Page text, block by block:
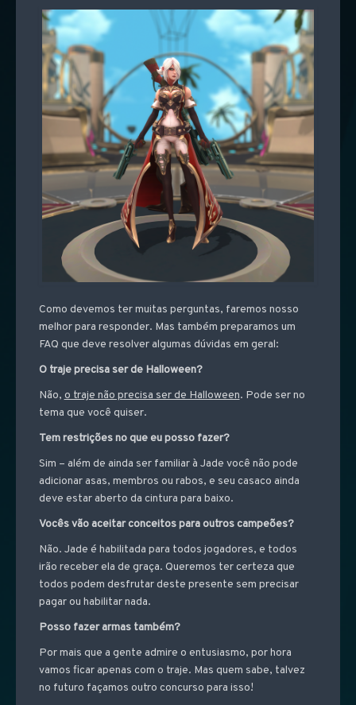
Como devemos ter muitas perguntas, faremos nosso
melhor para responder. Mas também preparamos um
FAQ que deve resolver algumas dúvidas em geral:
O traje precisa ser de Halloween?
Não, o traje não precisa ser de Halloween. Pode ser no
tema que você quiser.
Tem restrições no que eu posso fazer?
Sim – além de ainda ser familiar à Jade você não pode
adicionar asas, membros ou rabos, e seu casaco ainda
deve estar aberto da cintura para baixo.
Vocês vão aceitar conceitos para outros campeões?
Não. Jade é habilitada para todos jogadores, e todos
irão receber ela de graça. Queremos ter certeza que
todos podem desfrutar deste presente sem precisar
pagar ou habilitar nada.
Posso fazer armas também?
Por mais que a gente admire o entusiasmo, por hora
vamos ficar apenas com o traje. Mas quem sabe, talvez
no futuro façamos outro concurso para isso!